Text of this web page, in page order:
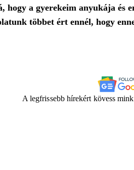
hogy a gyerekeim anyukája és
többet ért ennél, hogy
A legfrissebb hírekért kövess